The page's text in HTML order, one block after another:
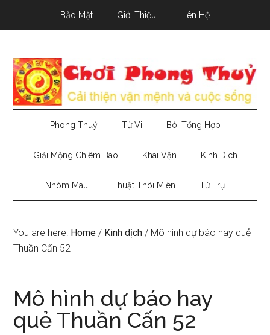
Bảo Mật Giới Thiệu Liên Hệ
Phong Thuỷ Tử Vi Bói Tổng Hợp
Giải Mộng Chiêm Bao Khai Vận Kinh Dịch
Nhóm Máu Thuật Thôi Miên Tứ Trụ
You are here: Home / Kinh dịch / Mô hình dự báo hay quẻ
Thuần Cấn 52
Mô hình dự báo hay
quẻ Thuần Cấn 52